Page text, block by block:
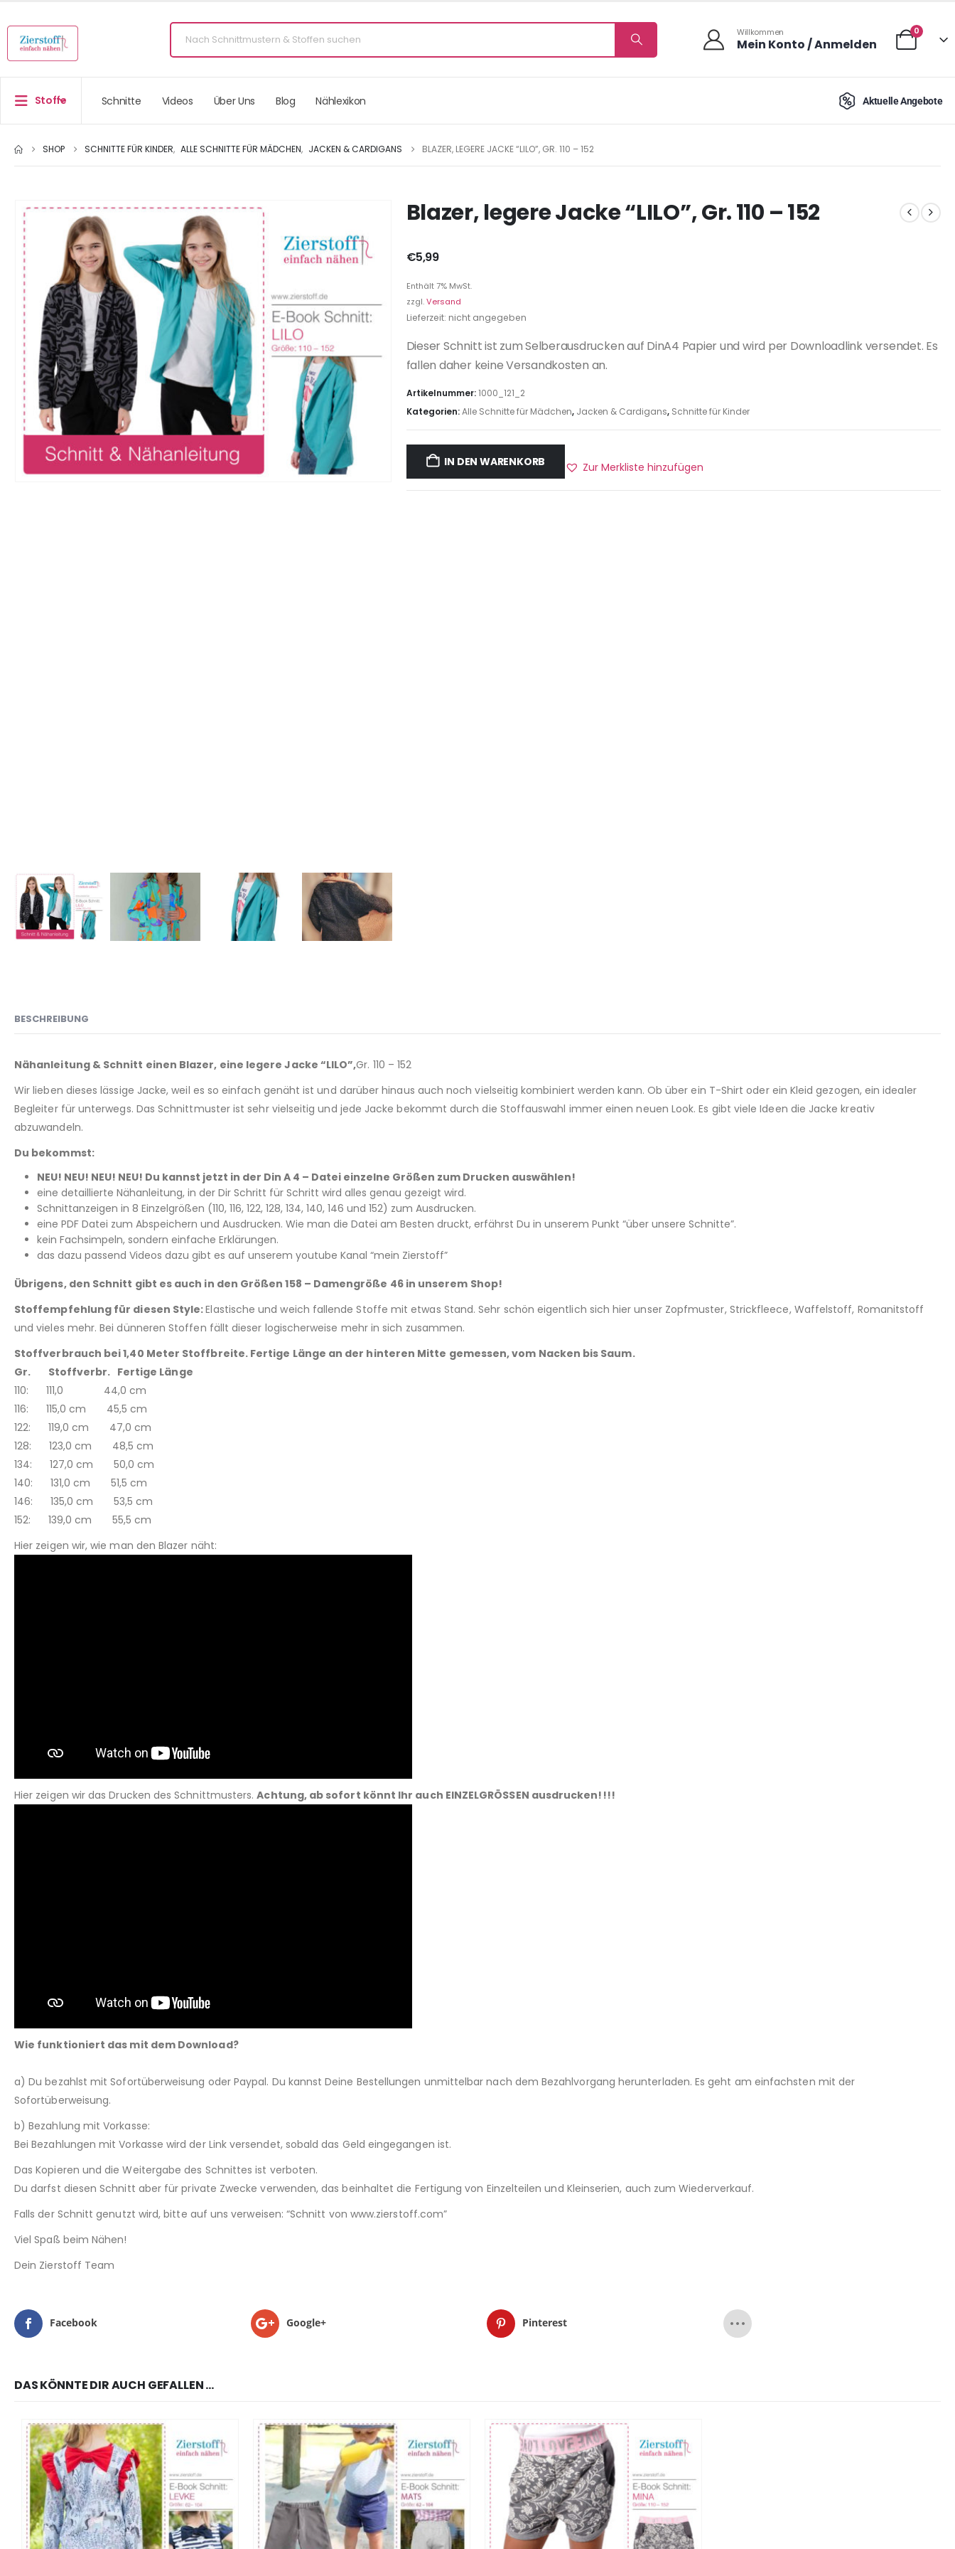
Willkommen
Mein Konto / Anmelden
0
Stoffe Schnitte Videos Über Uns Blog Nählexikon Aktuelle Angebote
SHOP SCHNITTE FÜR KINDER, ALLE SCHNITTE FÜR MÄDCHEN, JACKEN & CARDIGANS BLAZER, LEGERE JACKE “LILO”, GR. 110 – 152
Blazer, legere Jacke “LILO”, Gr. 110 – 152
€5,99
Enthält 7% MwSt.
zzgl.Versand
Lieferzeit: nicht angegeben
Dieser Schnitt ist zum Selberausdrucken auf DinA4 Papier und wird per Downloadlink versendet. Es
fallen daher keine Versandkosten an.
Artikelnummer:1000_121_2
Kategorien:Alle Schnitte für Mädchen, Jacken & Cardigans, Schnitte für Kinder
IN DEN WARENKORB Zur Merkliste hinzufügen
BESCHREIBUNG
Nähanleitung & Schnitt einen Blazer, eine legere Jacke “LILO”,Gr. 110 – 152
Wir lieben dieses lässige Jacke, weil es so einfach genäht ist und darüber hinaus auch noch vielseitig kombiniert werden kann. Ob über ein T-Shirt oder ein Kleid gezogen, ein idealer
Begleiter für unterwegs. Das Schnittmuster ist sehr vielseitig und jede Jacke bekommt durch die Stoffauswahl immer einen neuen Look. Es gibt viele Ideen die Jacke kreativ
abzuwandeln.
Du bekommst:
NEU! NEU! NEU! NEU! Du kannst jetzt in der Din A 4 – Datei einzelne Größen zum Drucken auswählen!
eine detaillierte Nähanleitung, in der Dir Schritt für Schritt wird alles genau gezeigt wird.
Schnittanzeigen in 8 Einzelgrößen (110, 116, 122, 128, 134, 140, 146 und 152) zum Ausdrucken.
eine PDF Datei zum Abspeichern und Ausdrucken. Wie man die Datei am Besten druckt, erfährst Du in unserem Punkt “über unsere Schnitte”.
kein Fachsimpeln, sondern einfache Erklärungen.
das dazu passend Videos dazu gibt es auf unserem youtube Kanal “mein Zierstoff”
Übrigens, den Schnitt gibt es auch in den Größen 158 – Damengröße 46 in unserem Shop!
Stoffempfehlung für diesen Style:Elastische und weich fallende Stoffe mit etwas Stand. Sehr schön eigentlich sich hier unser Zopfmuster, Strickfleece, Waffelstoff, Romanitstoff
und vieles mehr. Bei dünneren Stoffen fällt dieser logischerweise mehr in sich zusammen.
Stoffverbrauch bei 1,40 Meter Stoffbreite. Fertige Länge an der hinteren Mitte gemessen, vom Nacken bis Saum.
Gr. Stoffverbr. Fertige Länge
110: 111,0 44,0 cm
116: 115,0 cm 45,5 cm
122: 119,0 cm 47,0 cm
128: 123,0 cm 48,5 cm
134: 127,0 cm 50,0 cm
140: 131,0 cm 51,5 cm
146: 135,0 cm 53,5 cm
152: 139,0 cm 55,5 cm
Hier zeigen wir, wie man den Blazer näht:
Hier zeigen wir das Drucken des Schnittmusters.Achtung, ab sofort könnt Ihr auch EINZELGRÖSSEN ausdrucken!!!!
Wie funktioniert das mit dem Download?
a) Du bezahlst mit Sofortüberweisung oder Paypal. Du kannst Deine Bestellungen unmittelbar nach dem Bezahlvorgang herunterladen. Es geht am einfachsten mit der
Sofortüberweisung.
b) Bezahlung mit Vorkasse:
Bei Bezahlungen mit Vorkasse wird der Link versendet, sobald das Geld eingegangen ist.
Das Kopieren und die Weitergabe des Schnittes ist verboten.
Du darfst diesen Schnitt aber für private Zwecke verwenden, das beinhaltet die Fertigung von Einzelteilen und Kleinserien, auch zum Wiederverkauf.
Falls der Schnitt genutzt wird, bitte auf uns verweisen: “Schnitt von www.zierstoff.com”
Viel Spaß beim Nähen!
Dein Zierstoff Team
Facebook Google+ Pinterest
DAS KÖNNTE DIR AUCH GEFALLEN …